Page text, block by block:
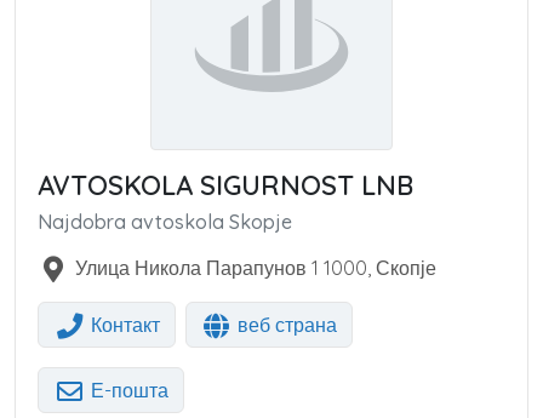
AVTOSKOLA SIGURNOST LNB
Najdobra avtoskola Skopje
Улица Никола Парапунов 1 1000 Скопје
Контакт веб страна
Е-пошта